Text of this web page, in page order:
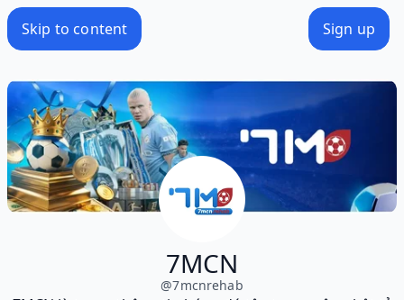
Skip to content Sign up
7MCN
@7mcnrehab